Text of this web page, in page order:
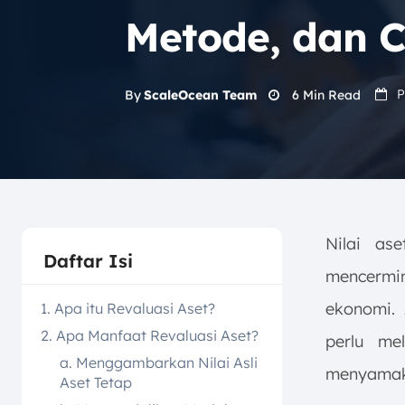
Metode, dan
ByScaleOcean Team 6 Min Read
Daftar Isi
1. Apa itu Revaluasi Aset?
2. Apa Manfaat Revaluasi Aset?
a. Menggambarkan Nilai Asli
Aset Tetap
Nilai
perlu